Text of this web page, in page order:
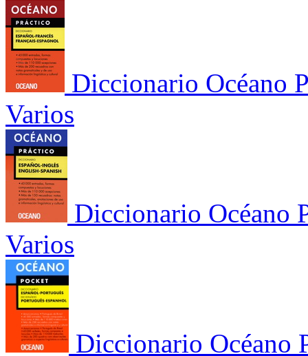
Diccionario Océano
Varios
Diccionario Océano
Varios
Diccionario Océano